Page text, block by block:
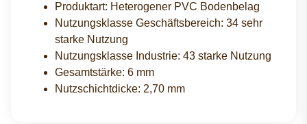
Produktart: Heterogener PVC Bodenbelag
Nutzungsklasse Geschäftsbereich: 34 sehr
starke Nutzung
Nutzungsklasse Industrie: 43 starke Nutzung
Gesamtstärke: 6 mm
Nutzschichtdicke: 2,70 mm